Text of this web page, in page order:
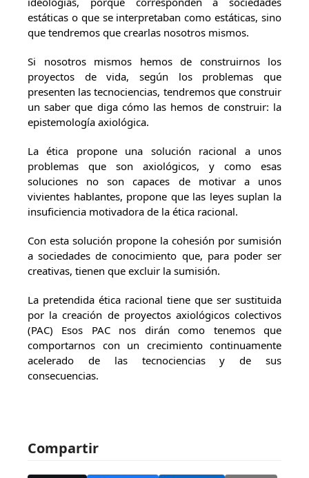
estáticas o que se interpretaban como estáticas, sino
que tendremos que crearlas nosotros mismos.
Si nosotros mismos hemos de construirnos los
proyectos de vida, según los problemas que
presenten las tecnociencias, tendremos que construir
un saber que diga cómo las hemos de construir: la
epistemología axiológica.
La ética propone una solución racional a unos
problemas que son axiológicos, y como esas
soluciones no son capaces de motivar a unos
vivientes hablantes, propone que las leyes suplan la
insuficiencia motivadora de la ética racional.
Con esta solución propone la cohesión por sumisión
a sociedades de conocimiento que, para poder ser
creativas, tienen que excluir la sumisión.
La pretendida ética racional tiene que ser sustituida
por la creación de proyectos axiológicos colectivos
(PAC) Esos PAC nos dirán como tenemos que
comportarnos con un crecimiento continuamente
acelerado de las tecnociencias y de sus
consecuencias.
Compartir